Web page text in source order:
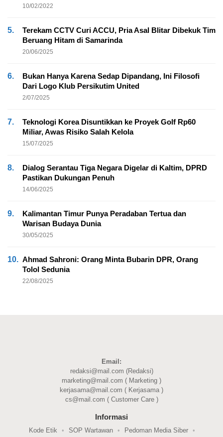
10/02/2022
5.
Terekam CCTV Curi ACCU, Pria Asal Blitar Dibekuk Tim
Beruang Hitam di Samarinda
20/06/2025
6.
Bukan Hanya Karena Sedap Dipandang, Ini Filosofi
Dari Logo Klub Persikutim United
2/07/2025
7.
Teknologi Korea Disuntikkan ke Proyek Golf Rp60
Miliar, Awas Risiko Salah Kelola
15/07/2025
8.
Dialog Serantau Tiga Negara Digelar di Kaltim, DPRD
Pastikan Dukungan Penuh
14/06/2025
9.
Kalimantan Timur Punya Peradaban Tertua dan
Warisan Budaya Dunia
30/05/2025
10. Ahmad Sahroni: Orang Minta Bubarin DPR, Orang
Tolol Sedunia
22/08/2025
Email:
redaksi@mail.com (Redaksi)
marketing@mail.com ( Marketing )
kerjasama@mail.com ( Kerjasama )
cs@mail.com ( Customer Care )
Informasi
Kode Etik SOP Wartawan
Pedoman Media Siber